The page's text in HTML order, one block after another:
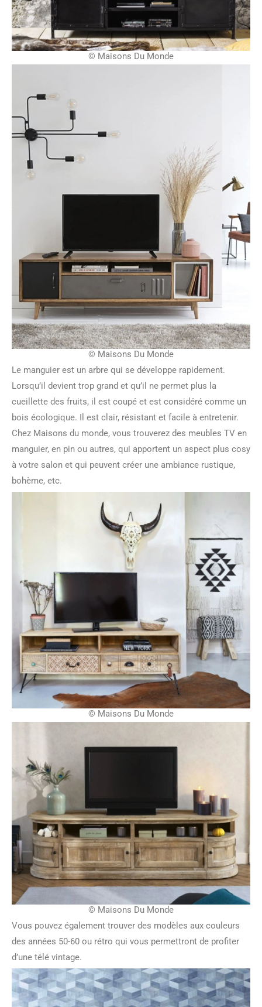
© Maisons Du Monde
© Maisons Du Monde
Le manguier est un arbre qui se développe rapidement.
Lorsqu’il devient trop grand et qu’il ne permet plus la
cueillette des fruits, il est coupé et est considéré comme un
bois écologique. Il est clair, résistant et facile à entretenir.
Chez Maisons du monde, vous trouverez des meubles TV en
manguier, en pin ou autres, qui apportent un aspect plus cosy
à votre salon et qui peuvent créer une ambiance rustique,
bohème, etc.
© Maisons Du Monde
© Maisons Du Monde
Vous pouvez également trouver des modèles aux couleurs
des années 50-60 ou rétro qui vous permettront de profiter
d’une télé vintage.